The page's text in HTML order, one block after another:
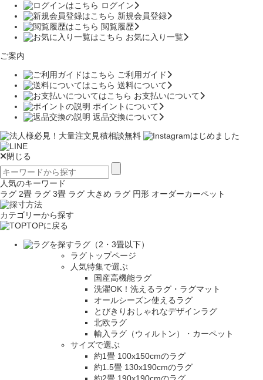
ログイン
新規会員登録
閲覧履歴
お気に入り一覧
ご案内
ご利用ガイド
送料について
お支払いについて
ポイントについて
返品交換について
閉じる
人気のキーワード
ラグ 2畳 ラグ 3畳 ラグ 大きめ ラグ 円形 オーダーカーペット
カテゴリーから探す
TOPに戻る
ラグ（2・3畳以下）
ラグトップページ
人気特集で選ぶ
国産高機能ラグ
洗濯OK！洗えるラグ・ラグマット
オールシーズン使えるラグ
とびきりおしゃれなデザインラグ
北欧ラグ
輸入ラグ（ウィルトン）・カーペット
サイズで選ぶ
約1畳 100x150cmのラグ
約1.5畳 130x190cmのラグ